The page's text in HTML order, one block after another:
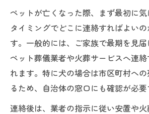
ペット火葬セレモニーの流
ペット葬儀の立ち会い有無
ペット葬儀で失敗しないプ
遺体の安置期間と長期保存のポ
ペット葬儀前の遺体保管は
ペット葬儀までの遺体長期
安置期間の目安とペット葬
ペットが亡くなった際、まず最初に
タイミングでどこに連絡すればよい
す。一般的には、ご家族で最期を見
ペット葬儀業者や火葬サービスへ連
れます。特に犬の場合は市区町村へ
るため、自治体の窓口にも確認が必要
連絡後は、業者の指示に従い安置や